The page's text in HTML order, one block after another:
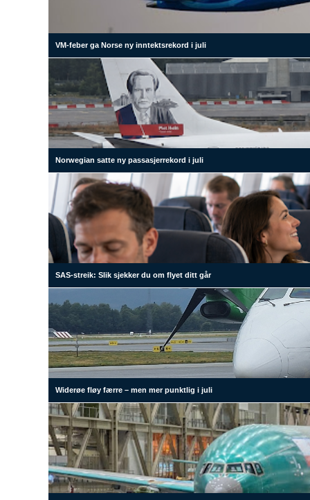
VM-feber ga Norse ny inntektsrekord i juli
Norwegian satte ny passasjerrekord i juli
SAS-streik: Slik sjekker du om flyet ditt går
Widerøe fløy færre – men mer punktlig i juli